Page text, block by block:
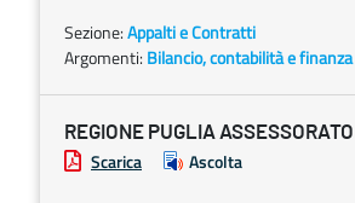
Sezione:Appalti e Contratti
Argomenti: Bilancio, contabilità e finanza
REGIONE PUGLIA
Scarica Ascolta